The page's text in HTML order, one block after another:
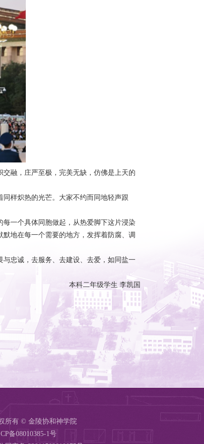
融，庄严至极，完美无缺，仿佛是上天的
样炽热的光芒。大家不约而同地轻声跟
一个具体同胞做起，从热爱脚下这片浸染
地在每一个需要的地方，发挥着防腐、调
忠诚，去服务、去建设、去爱，如同盐一
本科二年级学生 李凯国
所有 © 金陵协和神学院
备08010385-1号